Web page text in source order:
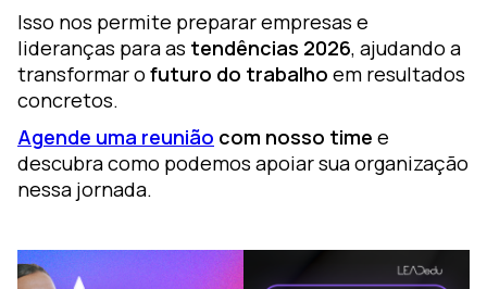
Isso nos permite preparar empresas e
lideranças para as tendências 2026, ajudando a
transformar o futuro do trabalho em resultados
concretos.
Agende uma reunião com nosso time e
descubra como podemos apoiar sua organização
nessa jornada.